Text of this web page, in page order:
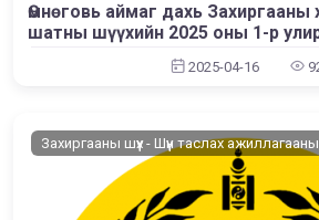
Өмнөговь аймаг дахь Захиргааны
шатны шүүхийн 2025 оны 1-р
2025-04-16
Захиргааны шүүх - Шүүн таслах